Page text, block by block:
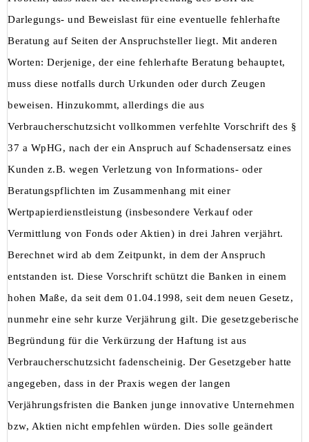
Darlegungs- und Beweislast für eine eventuelle fehlerhafte
Beratung auf Seiten der Anspruchsteller liegt. Mit anderen
Worten: Derjenige, der eine fehlerhafte Beratung behauptet,
muss diese notfalls durch Urkunden oder durch Zeugen
beweisen. Hinzukommt, allerdings die aus
Verbraucherschutzsicht vollkommen verfehlte Vorschrift des §
37 a WpHG, nach der ein Anspruch auf Schadensersatz eines
Kunden z.B. wegen Verletzung von Informations- oder
Beratungspflichten im Zusammenhang mit einer
Wertpapierdienstleistung (insbesondere Verkauf oder
Vermittlung von Fonds oder Aktien) in drei Jahren verjährt.
Berechnet wird ab dem Zeitpunkt, in dem der Anspruch
entstanden ist. Diese Vorschrift schützt die Banken in einem
hohen Maße, da seit dem 01.04.1998, seit dem neuen Gesetz,
nunmehr eine sehr kurze Verjährung gilt. Die gesetzgeberische
Begründung für die Verkürzung der Haftung ist aus
Verbraucherschutzsicht fadenscheinig. Der Gesetzgeber hatte
angegeben, dass in der Praxis wegen der langen
Verjährungsfristen die Banken junge innovative Unternehmen
bzw, Aktien nicht empfehlen würden. Dies solle geändert